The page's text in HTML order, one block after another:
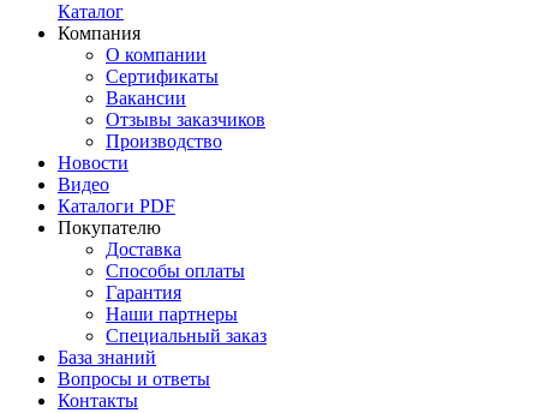
Каталог
Компания
О компании
Сертификаты
Вакансии
Отзывы заказчиков
Производство
Новости
Видео
Каталоги PDF
Покупателю
Доставка
Способы оплаты
Гарантия
Наши партнеры
Специальный заказ
База знаний
Вопросы и ответы
Контакты